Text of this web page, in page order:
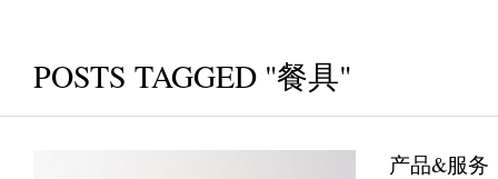
POSTS TAGGED "餐具"
产品&服务